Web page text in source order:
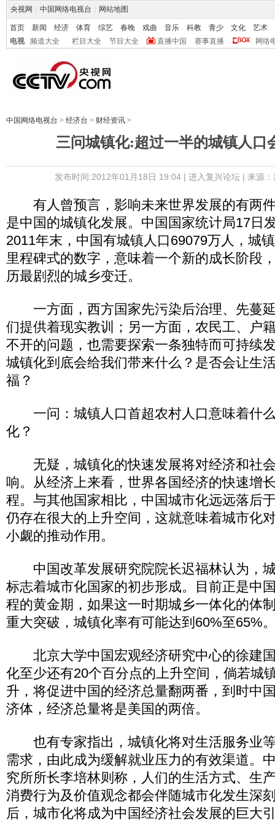
央视网 中国网络电视台 网站地图
首页 新闻 经济 体育 综艺 春晚 戏曲 音乐 科教 青少 文化
艺术
电视
频道大全 栏目大全 节目大全 直播中国 赛事直播 网络
中国网络电视台 > 经济台 > 财经资讯 >
三问城镇化:超过一半的城镇人口
发布时间:2012年01月18日 19:04 | 进入复兴论坛| 来源
有人曾预言，影响未来世界发展的有两
是中国的城镇化发展。中国国家统计局17日
2011年末，中国有城镇人口69079万人，城
里程碑式的数字，意味着一个新的成长阶段
历最剧烈的城乡变迁。
一方面，西方国家先污染后治理、先蔓
们提供着现实教训；另一方面，农民工、户
不开的问题，也需要探索一条独特而可持续
城镇化到底会给我们带来什么？是否会让生
福？
一问：城镇人口首超农村人口意味着什
化？
无疑，城镇化的快速发展将对经济和社
响。从经济上来看，世界各国经济的快速增
程。与其他国家相比，中国城市化远远落后
仍存在很大的上升空间，这就意味着城市化
小觑的推动作用。
中国改革发展研究院院长迟福林认为，
标志着城市化国家的初步形成。目前正是中
程的黄金期，如果这一时期城乡一体化的体
重大突破，城镇化率有可能达到60%至65%
北京大学中国宏观经济研究中心的徐建
化至少还有20个百分点的上升空间，倘若城
升，将促进中国的经济总量翻两番，到时中
济体，经济总量将是美国的两倍。
也有专家指出，城镇化将对生活服务业
需求，由此成为缓解就业压力的有效渠道。
究所所长李培林则称，人们的生活方式、生
消费行为及价值观念都会伴随城市化发生深
后，城市化将成为中国经济社会发展的巨大